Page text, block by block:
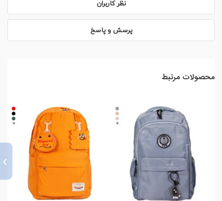
نظر کاربران
پرسش و پاسخ
محصولات مرتبط
›